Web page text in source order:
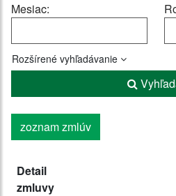
Mesiac:
Rozšírené vyhľadávanie
zoznam zmlúv
Detail
zmluvy